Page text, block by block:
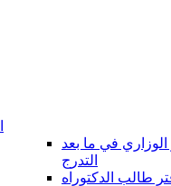
الوزاري في ما بعد
التدرج
طالب الدكتوراه